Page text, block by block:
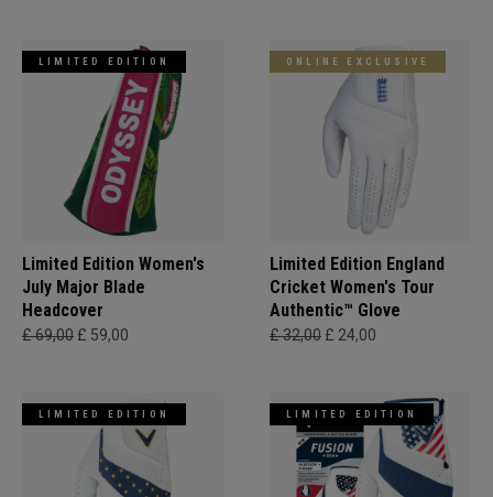
LIMITED EDITION
Limited Edition Women's
July Major Blade
Headcover
£ 69,00 £ 59,00
ONLINE EXCLUSIVE
Limited Edition England
Cricket Women's Tour
Authentic™ Glove
£ 32,00 £ 24,00
LIMITED EDITION LIMITED EDITION